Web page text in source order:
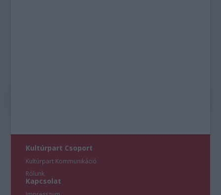
Kultúrpart Csoport
Kultúrpart Kommunikáció
Rólunk
Kapcsolat